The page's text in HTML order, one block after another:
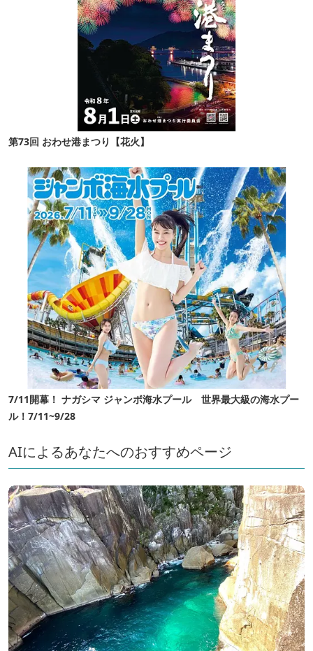
第73回 おわせ港まつり【花火】
7/11開幕！ ナガシマ ジャンボ海水プール 世界最大級の海水プー
ル！7/11~9/28
AIによるあなたへのおすすめページ